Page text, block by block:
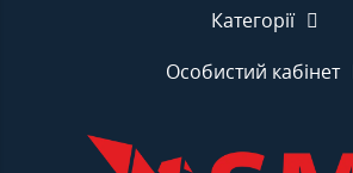
Категорії
Особистий кабінет